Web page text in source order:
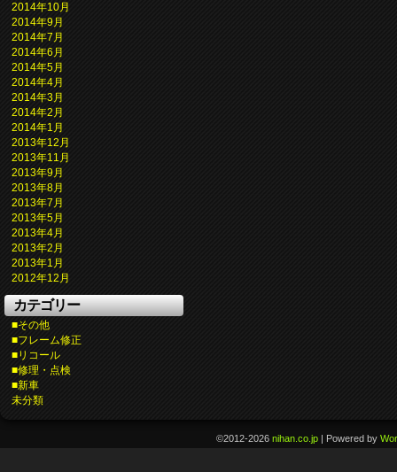
2014年10月
2014年9月
2014年7月
2014年6月
2014年5月
2014年4月
2014年3月
2014年2月
2014年1月
2013年12月
2013年11月
2013年9月
2013年8月
2013年7月
2013年5月
2013年4月
2013年2月
2013年1月
2012年12月
カテゴリー
■その他
■フレーム修正
■リコール
■修理・点検
■新車
未分類
©2012-2026nihan.co.jp | Powered by